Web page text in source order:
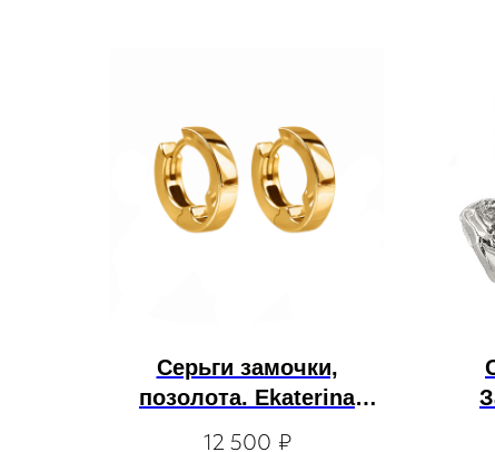
Серьги замочки,
позолота. Ekaterina
12 500 ₽